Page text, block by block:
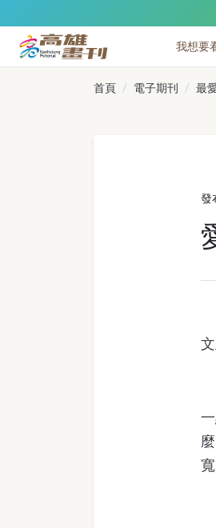
高雄畫刊
我想要
首頁 電子期刊 最
發